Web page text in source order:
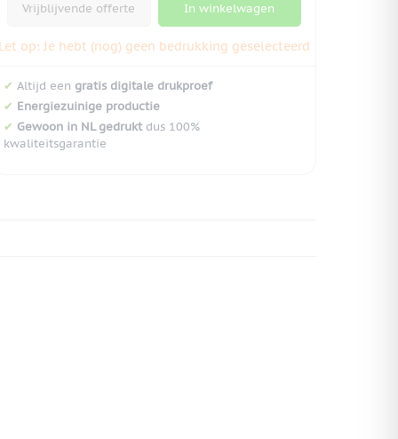
Vrijblijvende offerte In winkelwagen
op: Je hebt (nog) geen bedrukking geselecteerd
✔ Altijd een gratis digitale drukproef
✔ Energiezuinige productie
✔ Gewoon in NL gedruktdus 100%
kwaliteitsgarantie